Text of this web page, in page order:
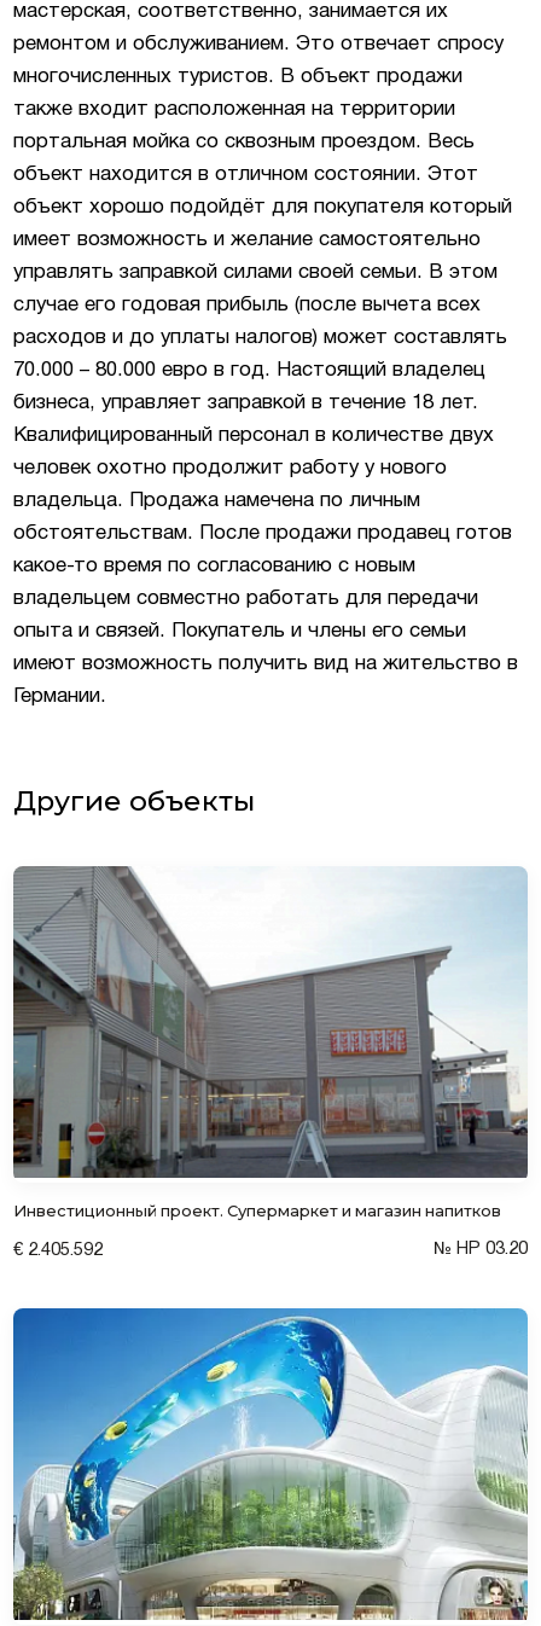
мастерская, соответственно, занимается их
ремонтом и обслуживанием. Это отвечает спросу
многочисленных туристов. В объект продажи
также входит расположенная на территории
портальная мойка со сквозным проездом. Весь
объект находится в отличном состоянии. Этот
объект хорошо подойдёт для покупателя который
имеет возможность и желание самостоятельно
управлять заправкой силами своей семьи. В этом
случае его годовая прибыль (после вычета всех
расходов и до уплаты налогов) может составлять
70.000 – 80.000 евро в год. Настоящий владелец
бизнеса, управляет заправкой в течение 18 лет.
Квалифицированный персонал в количестве двух
человек охотно продолжит работу у нового
владельца. Продажа намечена по личным
обстоятельствам. После продажи продавец готов
какое-то время по согласованию с новым
владельцем совместно работать для передачи
опыта и связей. Покупатель и члены его семьи
имеют возможность получить вид на жительство в
Германии.
Другие объекты
Инвестиционный проект. Супермаркет и магазин напитков
€ 2.405.592 № HP 03.20